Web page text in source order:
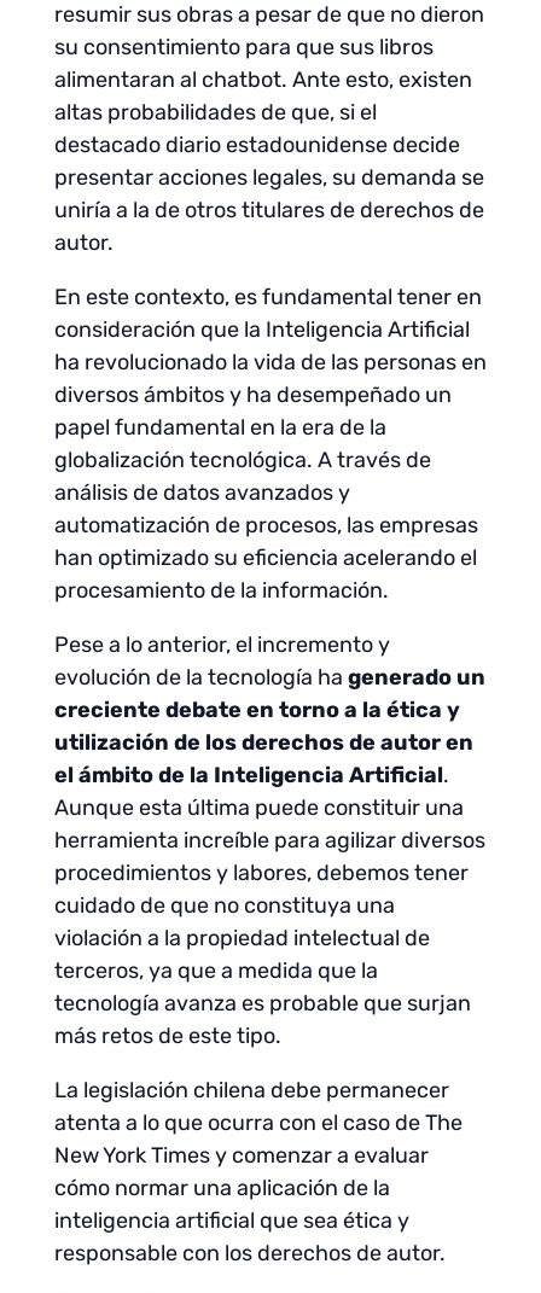
resumir sus obras a pesar de que no dieron
su consentimiento para que sus libros
alimentaran al chatbot. Ante esto, existen
altas probabilidades de que, si el
destacado diario estadounidense decide
presentar acciones legales, su demanda se
uniría a la de otros titulares de derechos de
autor.
En este contexto, es fundamental tener en
consideración que la Inteligencia Artificial
ha revolucionado la vida de las personas en
diversos ámbitos y ha desempeñado un
papel fundamental en la era de la
globalización tecnológica. A través de
análisis de datos avanzados y
automatización de procesos, las empresas
han optimizado su eficiencia acelerando el
procesamiento de la información.
Pese a lo anterior, el incremento y
evolución de la tecnología ha generado un
creciente debate en torno a la ética y
utilización de los derechos de autor en
el ámbito de la Inteligencia Artificial.
Aunque esta última puede constituir una
herramienta increíble para agilizar diversos
procedimientos y labores, debemos tener
cuidado de que no constituya una
violación a la propiedad intelectual de
terceros, ya que a medida que la
tecnología avanza es probable que surjan
más retos de este tipo.
La legislación chilena debe permanecer
atenta a lo que ocurra con el caso de The
New York Times y comenzar a evaluar
cómo normar una aplicación de la
inteligencia artificial que sea ética y
responsable con los derechos de autor.